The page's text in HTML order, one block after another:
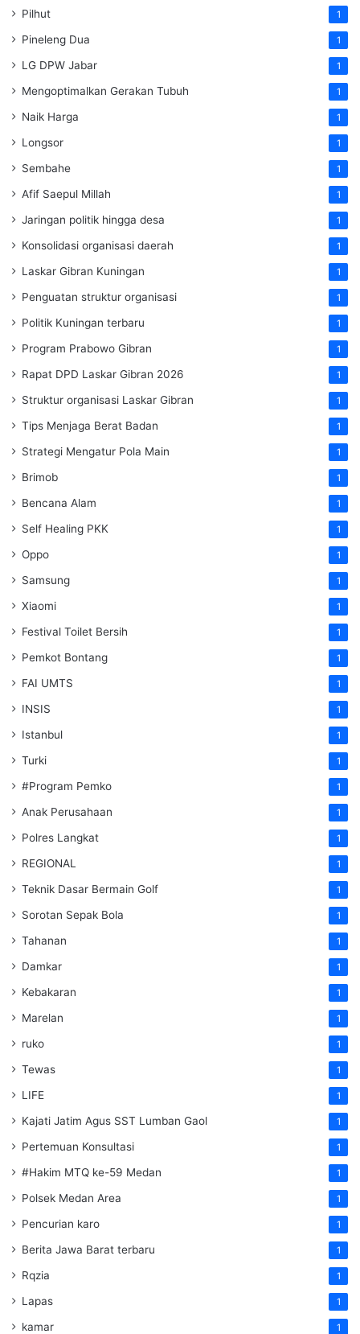
Pilhut 1
Pineleng Dua 1
LG DPW Jabar 1
Mengoptimalkan Gerakan Tubuh 1
Naik Harga 1
Longsor 1
Sembahe 1
Afif Saepul Millah 1
Jaringan politik hingga desa 1
Konsolidasi organisasi daerah 1
Laskar Gibran Kuningan 1
Penguatan struktur organisasi 1
Politik Kuningan terbaru 1
Program Prabowo Gibran 1
Rapat DPD Laskar Gibran 2026 1
Struktur organisasi Laskar Gibran 1
Tips Menjaga Berat Badan 1
Strategi Mengatur Pola Main 1
Brimob 1
Bencana Alam 1
Self Healing PKK 1
Oppo 1
Samsung 1
Xiaomi 1
Festival Toilet Bersih 1
Pemkot Bontang 1
FAI UMTS 1
INSIS 1
Istanbul 1
Turki 1
#Program Pemko 1
Anak Perusahaan 1
Polres Langkat 1
REGIONAL 1
Teknik Dasar Bermain Golf 1
Sorotan Sepak Bola 1
Tahanan 1
Damkar 1
Kebakaran 1
Marelan 1
ruko 1
Tewas 1
LIFE 1
Kajati Jatim Agus SST Lumban Gaol 1
Pertemuan Konsultasi 1
#Hakim MTQ ke-59 Medan 1
Polsek Medan Area 1
Pencurian karo 1
Berita Jawa Barat terbaru 1
Rqzia 1
Lapas 1
kamar 1